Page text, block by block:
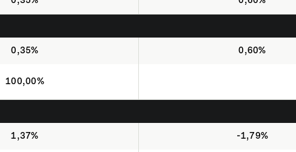
0,35% 0,60%
100,00%
1,37% -1,79%